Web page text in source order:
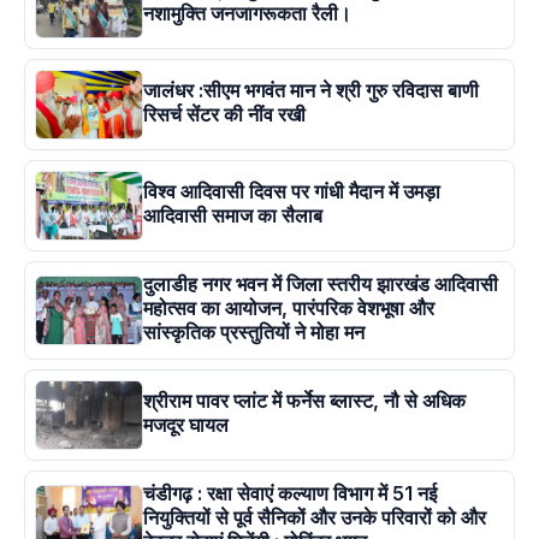
नशामुक्ति जनजागरूकता रैली।
जालंधर :सीएम भगवंत मान ने श्री गुरु रविदास बाणी
रिसर्च सेंटर की नींव रखी
विश्व आदिवासी दिवस पर गांधी मैदान में उमड़ा
आदिवासी समाज का सैलाब
दुलाडीह नगर भवन में जिला स्तरीय झारखंड आदिवासी
महोत्सव का आयोजन, पारंपरिक वेशभूषा और
सांस्कृतिक प्रस्तुतियों ने मोहा मन
श्रीराम पावर प्लांट में फर्नेस ब्लास्ट, नौ से अधिक
मजदूर घायल
चंडीगढ़ : रक्षा सेवाएं कल्याण विभाग में 51 नई
नियुक्तियों से पूर्व सैनिकों और उनके परिवारों को और